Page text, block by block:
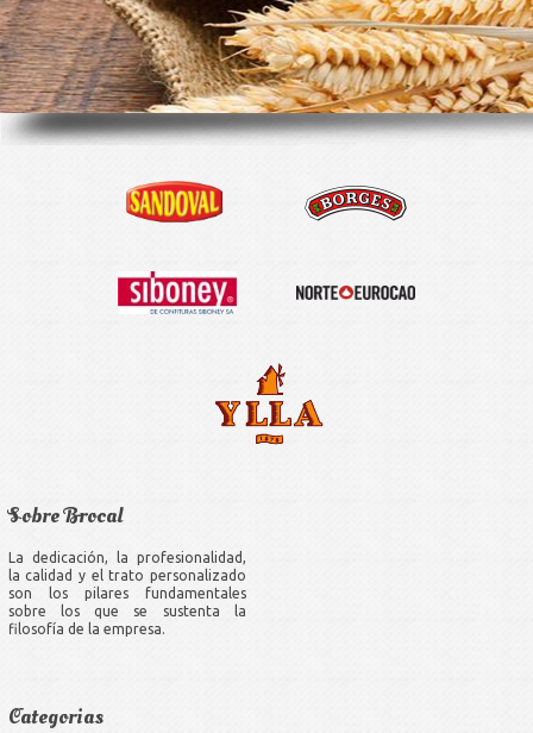
Sobre Brocal
La dedicación, la profesionalidad,
la calidad y el trato personalizado
son los pilares fundamentales
sobre los que se sustenta la
filosofía de la empresa.
Categorias